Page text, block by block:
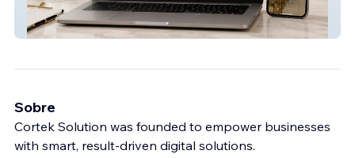
Margo lymm prevost
Sobre
Cortek Solution was founded to empower businesses
with smart, result-driven digital solutions.